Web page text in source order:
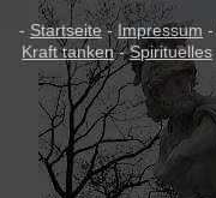
- Startseite-Impressum -
Kraft tanken-Spirituelles